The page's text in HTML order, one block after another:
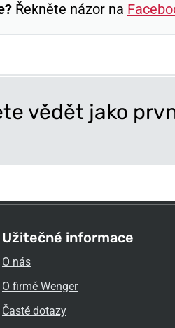
Řekněte názor na
vědět jako
Užitečné informace
O nás
O firmě Wenger
Časté dotazy